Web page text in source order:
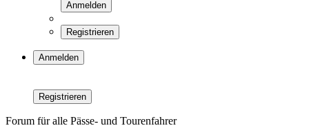
Anmelden
Registrieren
Anmelden
Registrieren
Forum für alle Pässe- und Tourenfahrer